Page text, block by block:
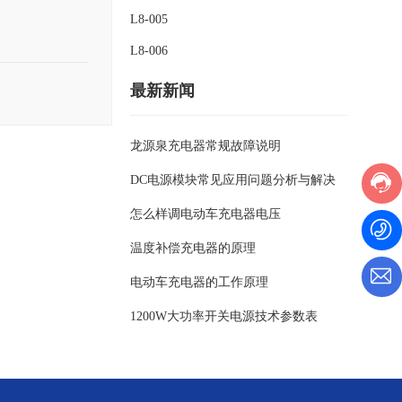
L8-005
L8-006
最新新闻
龙源泉充电器常规故障说明
DC电源模块常见应用问题分析与解决
怎么样调电动车充电器电压
温度补偿充电器的原理
电动车充电器的工作原理
1200W大功率开关电源技术参数表